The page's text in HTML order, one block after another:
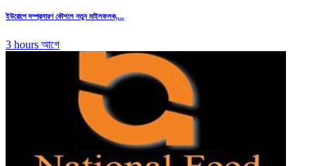
ইউরোপে সম্প্রসারণ কৌশলে নতুন মাইলফলক,...
3 hours আগে